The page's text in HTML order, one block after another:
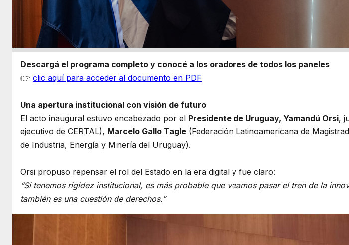
Descargá el programa completo y conocé a los oradores de todos los paneles
👉 clic aquí para acceder al documento en PDF
Una apertura institucional con visión de futuro
El acto inaugural estuvo encabezado por el Presidente de Uruguay, Yamandú Orsi,
ejecutivo de CERTAL), Marcelo Gallo Tagle (Federación Latinoamericana de
de Industria, Energía y Minería del Uruguay).
Orsi propuso repensar el rol del Estado en la era digital y fue claro:
“Si tenemos rigidez institucional, es más probable que veamos pasar el tren de la
también es una cuestión de derechos.”